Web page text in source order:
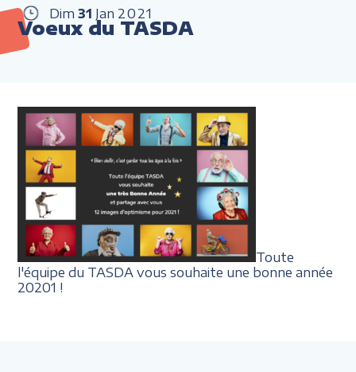
Dim 31 Jan 2021
Voeux du TASDA
Toute
l'équipe du TASDA vous souhaite une bonne année
20201 !